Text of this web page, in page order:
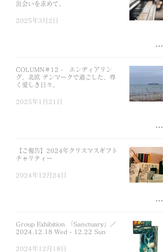
出会いを求めて。
2025年3月2日
COLUMN＃12 - エンディアリン
グ。北欧 デンマークで過ごした、尊
く愛しき日々。
2025年1月21日
【ご報告】2024年クリスマスギフト
チャリティー
2024年12月24日
Group Exhibition 「Sanctuary」／
2024.12.18 Wed - 12.22 Sun
2024年12月18日